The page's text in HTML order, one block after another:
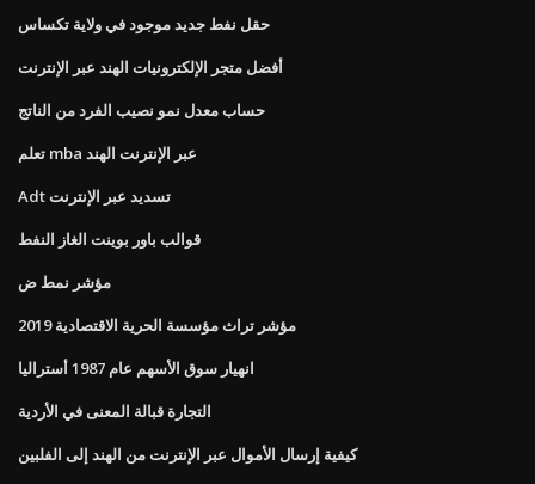
حقل نفط جديد موجود في ولاية تكساس
أفضل متجر الإلكترونيات الهند عبر الإنترنت
حساب معدل نمو نصيب الفرد من الناتج
تعلم mba عبر الإنترنت الهند
Adt تسديد عبر الإنترنت
قوالب باور بوينت الغاز النفط
مؤشر نمط ض
مؤشر تراث مؤسسة الحرية الاقتصادية 2019
انهيار سوق الأسهم عام 1987 أستراليا
التجارة قبالة المعنى في الأردية
كيفية إرسال الأموال عبر الإنترنت من الهند إلى الفلبين